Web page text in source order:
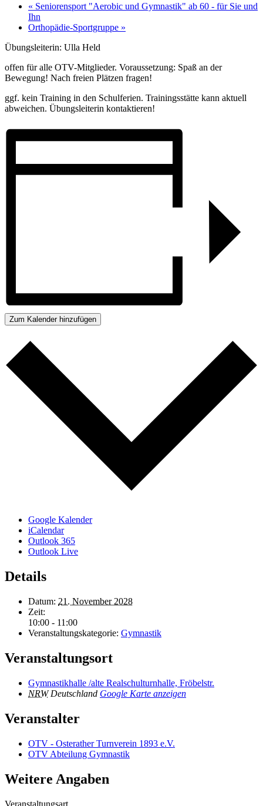
« Seniorensport "Aerobic und Gymnastik" ab 60 - für Sie und
Ihn
Orthopädie-Sportgruppe »
Übungsleiterin: Ulla Held
offen für alle OTV-Mitglieder. Voraussetzung: Spaß an der
Bewegung! Nach freien Plätzen fragen!
ggf. kein Training in den Schulferien. Trainingsstätte kann aktuell
abweichen. Übungsleiterin kontaktieren!
Zum Kalender hinzufügen
Google Kalender
iCalendar
Outlook 365
Outlook Live
Details
Datum: 21. November 2028
Zeit:
10:00 - 11:00
Veranstaltungskategorie: Gymnastik
Veranstaltungsort
Gymnastikhalle /alte Realschulturnhalle, Fröbelstr.
NRW Deutschland Google Karte anzeigen
Veranstalter
OTV - Osterather Turnverein 1893 e.V.
OTV Abteilung Gymnastik
Weitere Angaben
Veranstaltungsart